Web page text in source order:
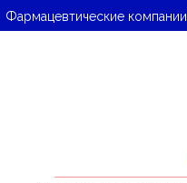
Фармацевтические компании